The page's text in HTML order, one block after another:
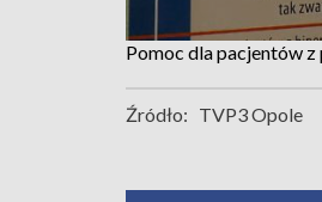
Pomoc dla pacjentów
Źródło: TVP3 Opole